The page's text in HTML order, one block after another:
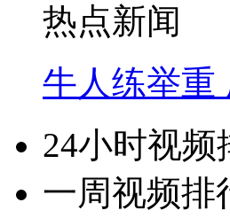
热点新闻
牛人练举重
24小时视频
一周视频排